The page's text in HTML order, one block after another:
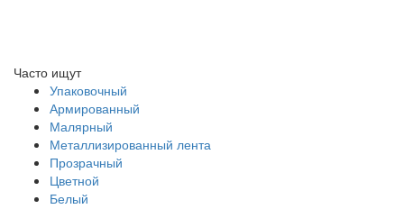
Часто ищут
Упаковочный
Армированный
Малярный
Металлизированный лента
Прозрачный
Цветной
Белый